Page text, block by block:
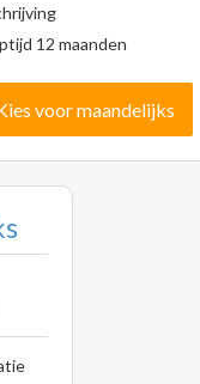
12 maanden
voor maandelijks